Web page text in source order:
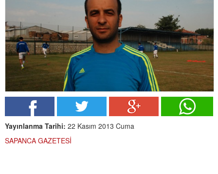
Yayınlanma Tarihi: 22 Kasım 2013 Cuma
SAPANCA GAZETESİ